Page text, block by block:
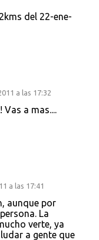
del 22-ene-
a las 17:32
Vas a mas....
a las 17:41
aunque por
La
verte, ya
a gente que